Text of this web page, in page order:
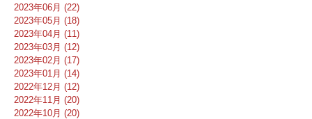
2023年06月 (22)
2023年05月 (18)
2023年04月 (11)
2023年03月 (12)
2023年02月 (17)
2023年01月 (14)
2022年12月 (12)
2022年11月 (20)
2022年10月 (20)